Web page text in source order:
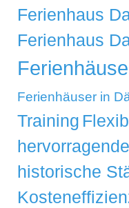
Ferienhaus
Ferienhaus
Ferienhäuser in
Training
historische